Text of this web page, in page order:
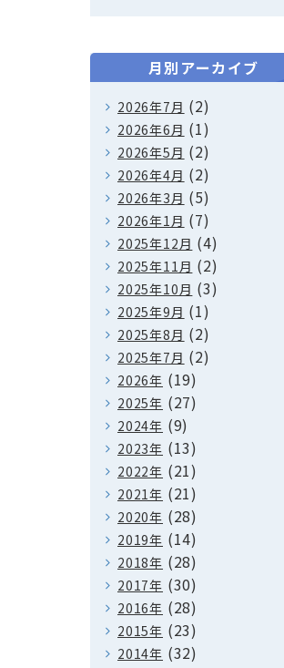
月別アーカイブ
2026年7月 (2)
2026年6月 (1)
2026年5月 (2)
2026年4月 (2)
2026年3月 (5)
2026年1月 (7)
2025年12月 (4)
2025年11月 (2)
2025年10月 (3)
2025年9月 (1)
2025年8月 (2)
2025年7月 (2)
2026年 (19)
2025年 (27)
2024年 (9)
2023年 (13)
2022年 (21)
2021年 (21)
2020年 (28)
2019年 (14)
2018年 (28)
2017年 (30)
2016年 (28)
2015年 (23)
2014年 (32)